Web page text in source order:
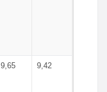
9,65 9,42